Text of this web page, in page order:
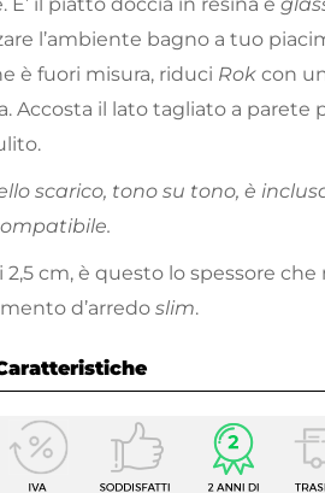
E’ il piatto doccia in resina e
l’ambiente bagno a tuo
è fuori misura, riduci Rok con
Accosta il lato tagliato a
scarico, tono su tono, è
2,5 cm, è questo lo spessore che
d’arredo slim.
70 x